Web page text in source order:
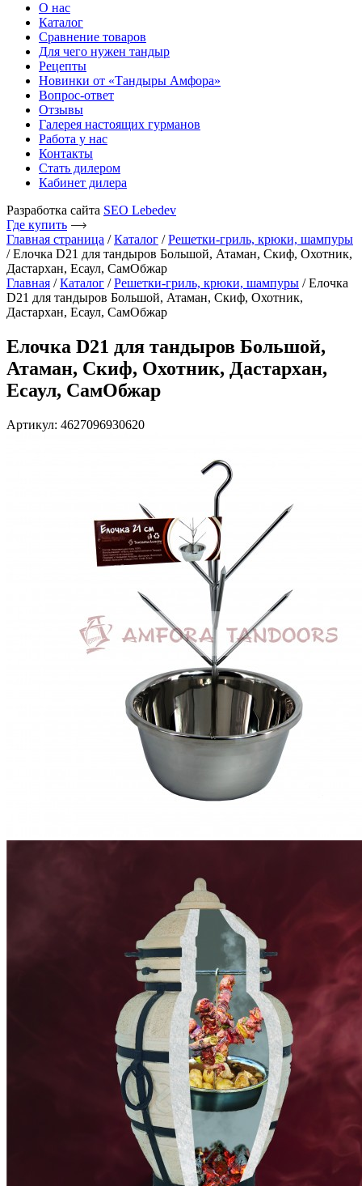
О нас
Каталог
Сравнение товаров
Для чего нужен тандыр
Рецепты
Новинки от «Тандыры Амфора»
Вопрос-ответ
Отзывы
Галерея настоящих гурманов
Работа у нас
Контакты
Стать дилером
Кабинет дилера
Разработка сайта SEO Lebedev
Где купить
Главная страница /Каталог /Решетки-гриль, крюки, шампуры
/Елочка D21 для тандыров Большой, Атаман, Скиф, Охотник,
Дастархан, Есаул, СамОбжар
Главная /Каталог /Решетки-гриль, крюки, шампуры / Елочка
D21 для тандыров Большой, Атаман, Скиф, Охотник,
Дастархан, Есаул, СамОбжар
Елочка D21 для тандыров Большой,
Атаман, Скиф, Охотник, Дастархан,
Есаул, СамОбжар
Артикул: 4627096930620